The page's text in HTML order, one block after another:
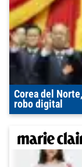
Corea del
robo digital